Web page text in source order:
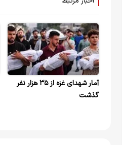
آمار شهدای غزه از ۳۵ هزار نفر
گذشت